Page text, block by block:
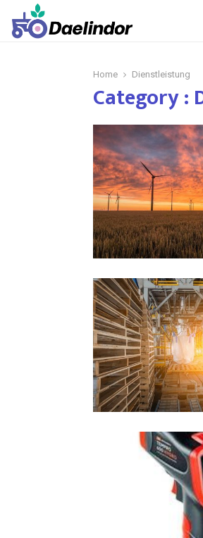
Home Dienstleistung
Category :